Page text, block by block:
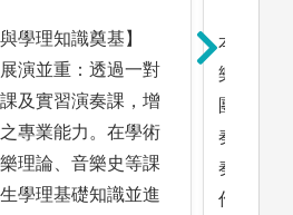
學理知識奠基】
演並重：透過一對
及實習演奏課，增
專業能力。在學術
樂理論、音樂史等課
學理基礎知識並進
本系有
樂團、
團）課
奏樂團
奏及合
作或展